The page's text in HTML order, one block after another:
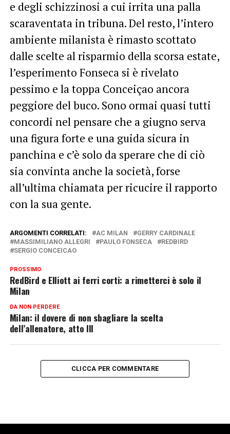
e degli schizzinosi a cui irrita una palla
scaraventata in tribuna. Del resto, l’intero
ambiente milanista è rimasto scottato
dalle scelte al risparmio della scorsa estate,
l’esperimento Fonseca si è rivelato
pessimo e la toppa Conceiçao ancora
peggiore del buco. Sono ormai quasi tutti
concordi nel pensare che a giugno serva
una figura forte e una guida sicura in
panchina e c’è solo da sperare che di ciò
sia convinta anche la società, forse
all’ultima chiamata per ricucire il rapporto
con la sua gente.
ARGOMENTI CORRELATI: AC MILAN
GERRY CARDINALE
MASSIMILIANO ALLEGRI
PAULO FONSECA
REDBIRD
SERGIO CONCEICAO
PROSSIMO
RedBird e Elliott ai ferri corti: a rimetterci è solo il
Milan
DA NON PERDERE
Milan: il dovere di non sbagliare la scelta
dell’allenatore, atto III
CLICCA PER COMMENTARE